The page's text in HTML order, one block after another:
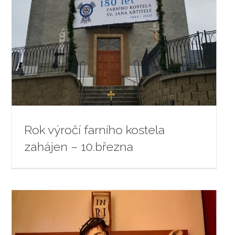
Rok výročí farního kostela
zahájen – 10.března